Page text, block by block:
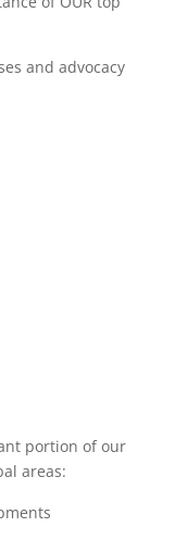
and advocacy
portion of our
areas: